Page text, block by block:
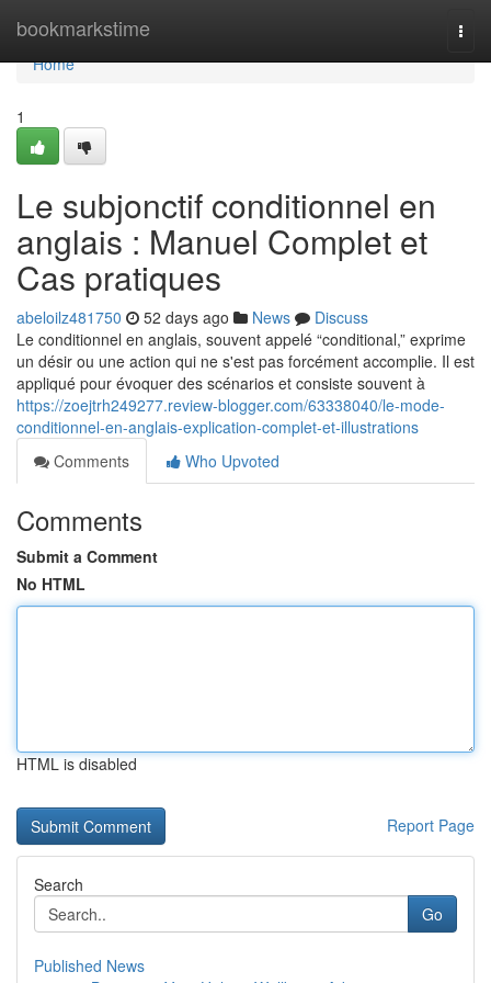
bookmarkstime
Home
Home
1
Le subjonctif conditionnel en
anglais : Manuel Complet et
Cas pratiques
abeloilz481750 52 days ago News
Discuss
Le conditionnel en anglais, souvent appelé “conditional,” exprime
un désir ou une action qui ne s'est pas forcément accomplie. Il est
appliqué pour évoquer des scénarios et consiste souvent à
https://zoejtrh249277.review-blogger.com/63338040/le-mode-
conditionnel-en-anglais-explication-complet-et-illustrations
Comments
Who Upvoted
Comments
Submit a Comment
No HTML
HTML is disabled
Report Page
Search
Go
Published News